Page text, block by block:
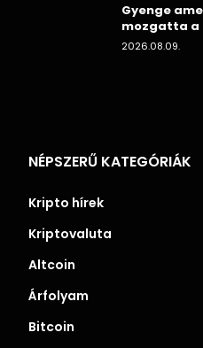
Gyenge
mozgatta
2026.08.09.
NÉPSZERŰ KATEGÓRIÁK
Kripto hírek
Kriptovaluta
Altcoin
Árfolyam
Bitcoin